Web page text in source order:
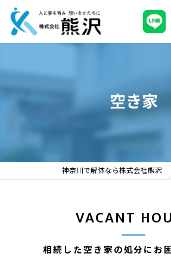
空き家
神奈川で解体なら株式会社熊沢
相続した空き家の処分にお
VACANT